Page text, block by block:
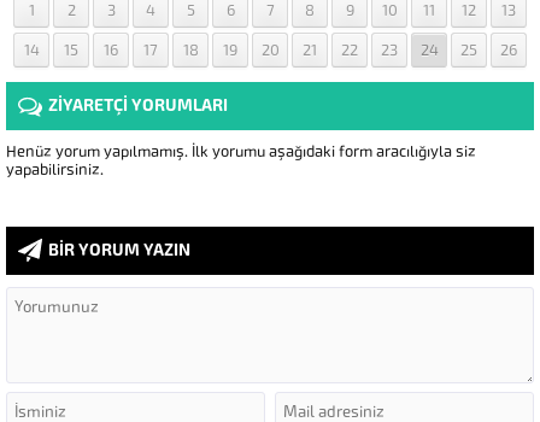
1 2 3 4 5 6 7 8 9 10 11 12 13
14 15 16 17 18 19 20 21 22 23 24 25 26
ZİYARETÇİ YORUMLARI
Henüz yorum yapılmamış. İlk yorumu aşağıdaki form aracılığıyla siz
yapabilirsiniz.
BİR YORUM YAZIN